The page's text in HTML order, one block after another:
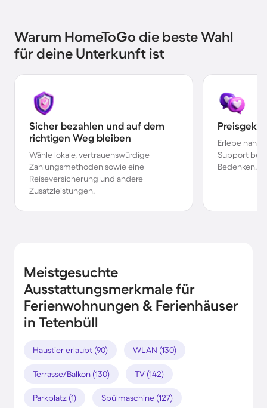
Warum HomeToGo die beste Wahl
für deine Unterkunft ist
Sicher bezahlen und auf dem
richtigen Weg bleiben
Wähle lokale, vertrauenswürdige
Zahlungsmethoden sowie eine
Reiseversicherung und andere
Zusatzleistungen.
Erlebe
Support bei
Bedenken.
Meistgesuchte
Ausstattungsmerkmale für
Ferienwohnungen & Ferienhäuser
in Tetenbüll
Haustier erlaubt (90) WLAN (130)
Terrasse/Balkon (130) TV (142)
Parkplatz (1) Spülmaschine (127)